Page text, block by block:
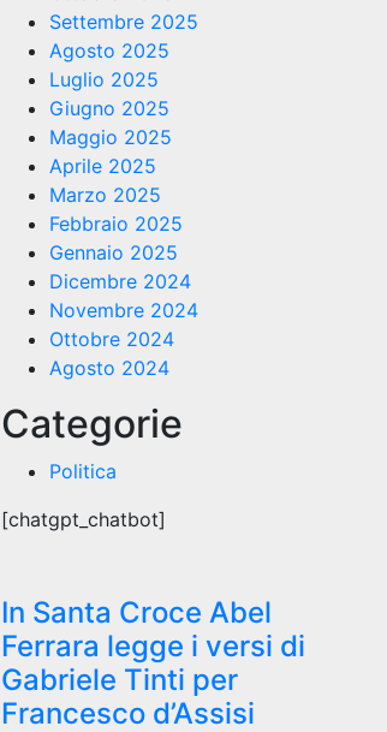
Settembre 2025
Agosto 2025
Luglio 2025
Giugno 2025
Maggio 2025
Aprile 2025
Marzo 2025
Febbraio 2025
Gennaio 2025
Dicembre 2024
Novembre 2024
Ottobre 2024
Agosto 2024
Categorie
Politica
[chatgpt_chatbot]
In Santa Croce Abel
Ferrara legge i versi di
Gabriele Tinti per
Francesco d’Assisi